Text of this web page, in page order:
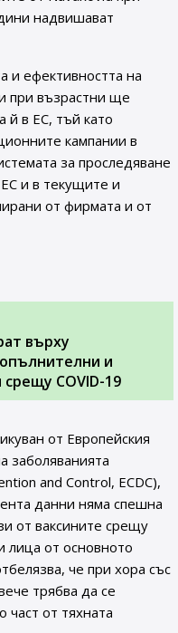
надвишават
и ефективността на
при възрастни ще
й в ЕС, тъй като
кампании в
за проследяване
и в текущите и
от фирмата и от
върху
и
COVID-19
от Европейския
заболяванията
and Control, ECDC),
данни няма спешна
от ваксините срещу
лица от основното
че при хора със
трябва да се
част от тяхната